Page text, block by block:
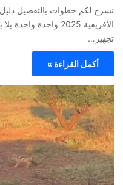
نشرح لكم خطوات بالتفصيل
الأفريقية 2025
تجهيز…
أكمل القراءة »